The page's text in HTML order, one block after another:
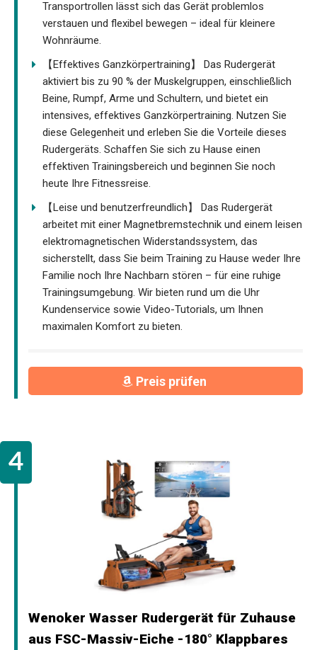
Transportrollen lässt sich das Gerät problemlos
verstauen und flexibel bewegen – ideal für kleinere
Wohnräume.
【Effektives Ganzkörpertraining】 Das Rudergerät
aktiviert bis zu 90 % der Muskelgruppen, einschließlich
Beine, Rumpf, Arme und Schultern, und bietet ein
intensives, effektives Ganzkörpertraining. Nutzen Sie
diese Gelegenheit und erleben Sie die Vorteile dieses
Rudergeräts. Schaffen Sie sich zu Hause einen
effektiven Trainingsbereich und beginnen Sie noch
heute Ihre Fitnessreise.
【Leise und benutzerfreundlich】 Das Rudergerät
arbeitet mit einer Magnetbremstechnik und einem leisen
elektromagnetischen Widerstandssystem, das
sicherstellt, dass Sie beim Training zu Hause weder Ihre
Familie noch Ihre Nachbarn stören – für eine ruhige
Trainingsumgebung. Wir bieten rund um die Uhr
Kundenservice sowie Video-Tutorials, um Ihnen
maximalen Komfort zu bieten.
Preis prüfen
Wenoker Wasser Rudergerät für Zuhause
aus FSC-Massiv-Eiche -180° Klappbares